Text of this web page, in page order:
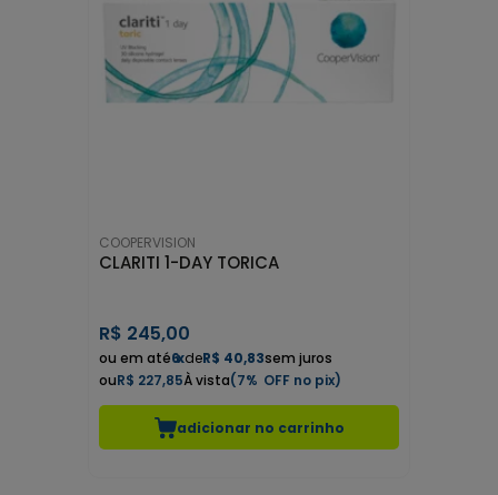
COOPERVISION
CLARITI 1-DAY TORICA
R$ 245,00
6xdeR$ 40,83sem juros
R$ 227,85
7%
adicionar no carrinho